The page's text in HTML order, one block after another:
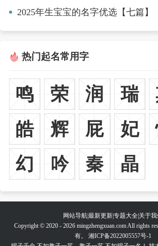
2025年生宝宝的名字优选【七篇】
热门起名常用字
鸣 荣 润 瑞
皓
辉 屁 妃
幻
吟 秦 晶
网站导航最新更新专题大全 关于我
Copyright © 2020 - 2026 mingzhengxuan.com All rights
有。 湘ICP备2022005557号-1